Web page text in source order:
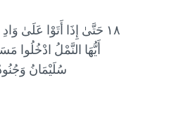
١٨ حَتَّىٰ إِذَا أَتَوْا عَلَىٰ
أَيُّهَا النَّمْلُ ادْخُلُوا
سُلَيْمَانُ